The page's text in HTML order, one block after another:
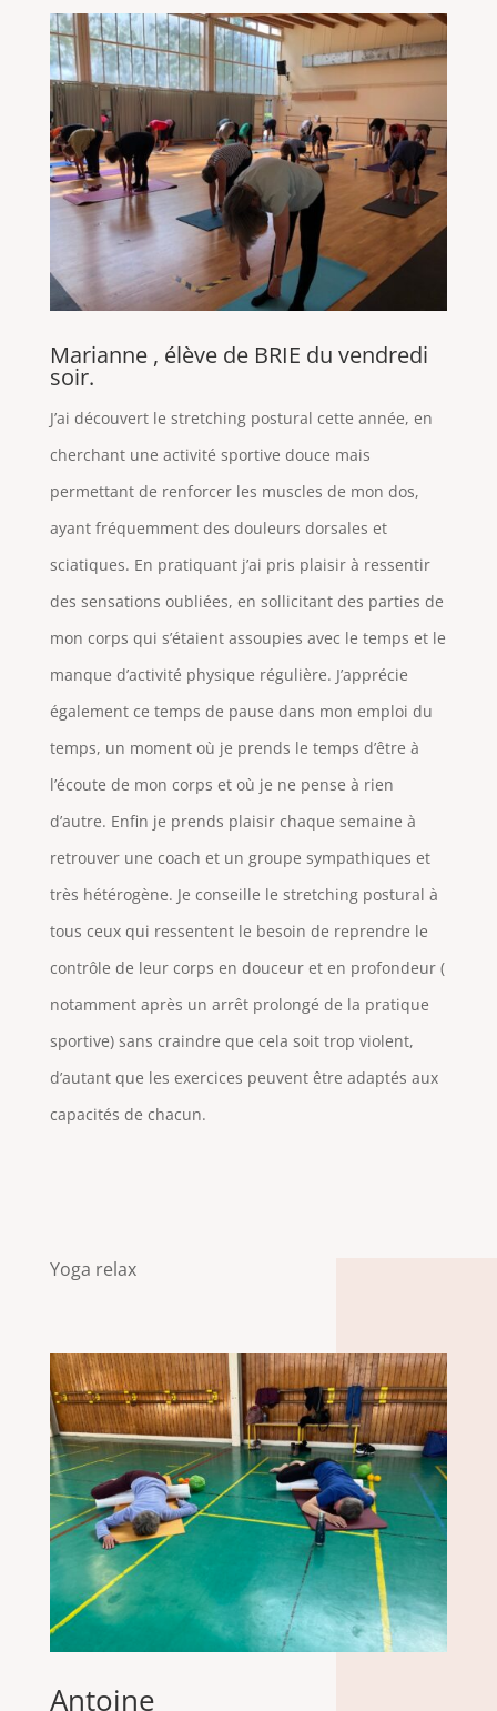
Marianne , élève de BRIE du vendredi
soir.
J’ai découvert le stretching postural cette année, en
cherchant une activité sportive douce mais
permettant de renforcer les muscles de mon dos,
ayant fréquemment des douleurs dorsales et
sciatiques. En pratiquant j’ai pris plaisir à ressentir
des sensations oubliées, en sollicitant des parties de
mon corps qui s’étaient assoupies avec le temps et le
manque d’activité physique régulière. J’apprécie
également ce temps de pause dans mon emploi du
temps, un moment où je prends le temps d’être à
l’écoute de mon corps et où je ne pense à rien
d’autre. Enfin je prends plaisir chaque semaine à
retrouver une coach et un groupe sympathiques et
très hétérogène. Je conseille le stretching postural à
tous ceux qui ressentent le besoin de reprendre le
contrôle de leur corps en douceur et en profondeur (
notamment après un arrêt prolongé de la pratique
sportive) sans craindre que cela soit trop violent,
d’autant que les exercices peuvent être adaptés aux
capacités de chacun.
Yoga relax
Antoine